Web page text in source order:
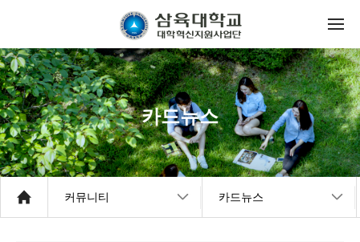
카드뉴스
커뮤니티 카드뉴스